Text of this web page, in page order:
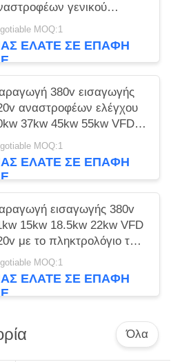
γενικού
για την υφαντική
MOQ:1
ΕΛΆΤΕ ΣΕ ΕΠΑΦΉ
380v εισαγωγής
αναστροφέων ελέγχου
37kw 45kw 55kw VFD
MOQ:1
ΕΛΆΤΕ ΣΕ ΕΠΑΦΉ
εισαγωγής 380v
15kw 18.5kw 22kw VFD
με το πληκτρολόγιο των
MOQ:1
ΕΛΆΤΕ ΣΕ ΕΠΑΦΉ
Όλα